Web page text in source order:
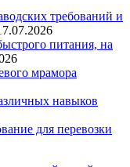
требований и
питания, на
мрамора
навыков
для перевозки